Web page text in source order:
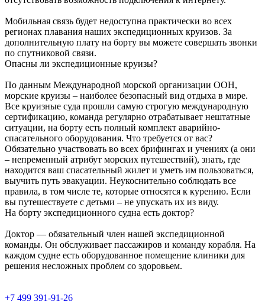
Мобильная связь будет недоступна практически во всех
регионах плавания наших экспедиционных круизов. За
дополнительную плату на борту вы можете совершать звонки
по спутниковой связи.
Опасны ли экспедиционные круизы?
По данным Международной морской организации ООН,
морские круизы – наиболее безопасный вид отдыха в мире.
Все круизные суда прошли самую строгую международную
сертификацию, команда регулярно отрабатывает нештатные
ситуации, на борту есть полный комплект аварийно-
спасательного оборудования. Что требуется от вас?
Обязательно участвовать во всех брифингах и учениях (а они
– непременный атрибут морских путешествий), знать, где
находится ваш спасательный жилет и уметь им пользоваться,
выучить путь эвакуации. Неукоснительно соблюдать все
правила, в том числе те, которые относятся к курению. Если
вы путешествуете с детьми – не упускать их из виду.
На борту экспедиционного судна есть доктор?
Доктор — обязательный член нашей экспедиционной
команды. Он обслуживает пассажиров и команду корабля. На
каждом судне есть оборудованное помещение клиники для
решения несложных проблем со здоровьем.
+7 499 391-91-26